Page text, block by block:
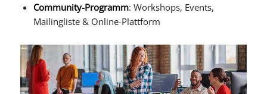
Community-Programm: Workshops, Events,
Mailingliste & Online-Plattform